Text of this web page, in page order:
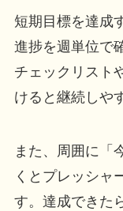
短期目標を達成
進捗を週単位で
チェックリスト
けると継続しや
また、周囲に「
くとプレッシャ
す。達成できた